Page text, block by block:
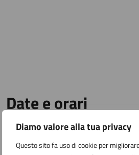
Diamo valore alla tua privacy
Questo sito fa uso di cookie per
Date e orari
27 09:00 - Inizio